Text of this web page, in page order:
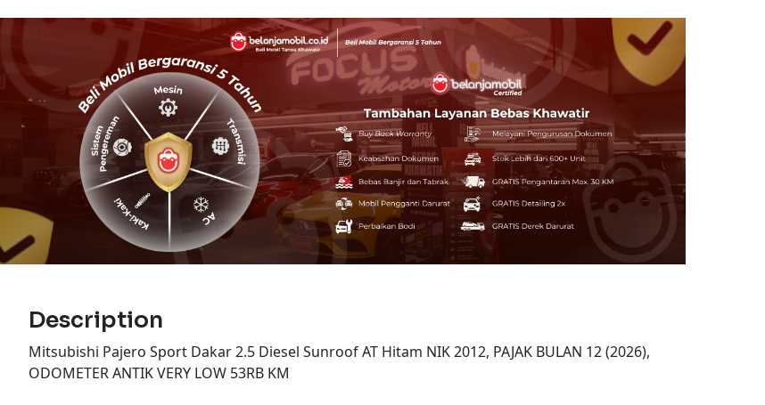
Description
Mitsubishi Pajero Sport Dakar 2.5 Diesel Sunroof AT Hitam NIK 2012, PAJAK BULAN 12 (2026),
ODOMETER ANTIK VERY LOW 53RB KM